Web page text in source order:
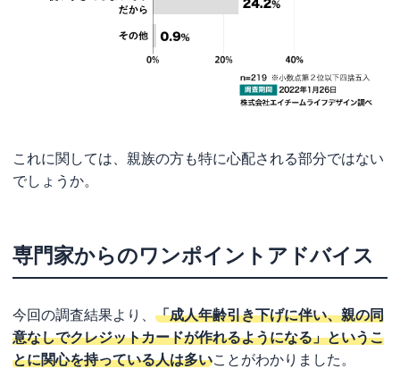
これに関しては、親族の方も特に心配される部分ではない
でしょうか。
専門家からのワンポイントアドバイス
今回の調査結果より、 「成人年齢引き下げに伴い、親の同
意なしでクレジットカードが作れるようになる」というこ
とに関心を持っている人は多いことがわかりました。